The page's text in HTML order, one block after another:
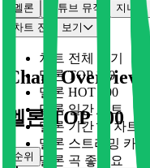
멜론 유튜브 뮤직 지니
차트 전체 보기
차트 전체 보기
멜론 TOP 100
멜론 HOT 100
멜론 일간 차트
멜론 기간 별 차트
멜론 스트리밍 카드
멜론 곡 좋아요
Chart Overview
멜론 TOP 100
순위